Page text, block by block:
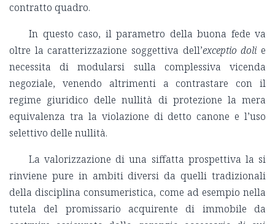
contratto quadro.
In questo caso, il parametro della buona fede va
oltre la caratterizzazione soggettiva dell’exceptio doli e
necessita di modularsi sulla complessiva vicenda
negoziale, venendo altrimenti a contrastare con il
regime giuridico delle nullità di protezione la mera
equivalenza tra la violazione di detto canone e l’uso
selettivo delle nullità.
La valorizzazione di una siffatta prospettiva la si
rinviene pure in ambiti diversi da quelli tradizionali
della disciplina consumeristica, come ad esempio nella
tutela del promissario acquirente di immobile da